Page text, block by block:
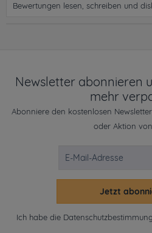
Bewertungen lesen, schreiben und
Newsletter abonnieren
mehr
Abonniere den kostenlosen
oder Aktion
Jetzt
Ich habe die